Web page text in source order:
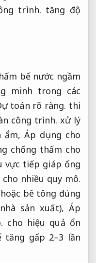
trình. tăng độ
bể nước ngầm
minh trong các
toán rõ ràng. thi
công trình. xử lý
ẩm,Áp dụng cho
chống thấm cho
vực tiếp giáp ống
nhiều quy mô.
bê tông đúng
sản xuất), Áp
cho hiệu quả ổn
tăng gấp 2–3 lần